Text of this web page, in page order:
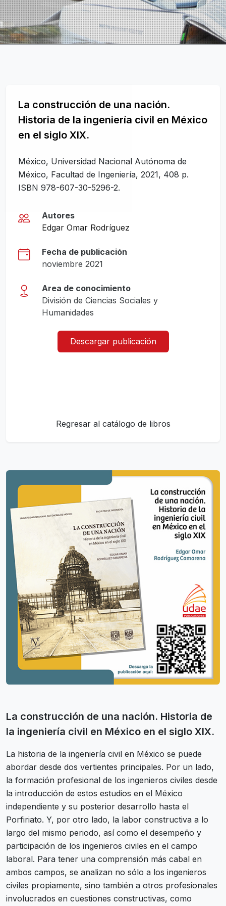
La construcción de una nación.
Historia de la ingeniería civil en México
en el siglo XIX.
México, Universidad Nacional Autónoma de
México, Facultad de Ingeniería, 2021, 408 p.
ISBN 978-607-30-5296-2.
Autores
Edgar Omar Rodríguez
Fecha de publicación
noviembre 2021
Area de conocimiento
División de Ciencias Sociales y
Humanidades
Descargar publicación
Regresar al catálogo de libros
La construcción de una nación. Historia de
la ingeniería civil en México en el siglo XIX.
La historia de la ingeniería civil en México se puede
abordar desde dos vertientes principales. Por un lado,
la formación profesional de los ingenieros civiles desde
la introducción de estos estudios en el México
independiente y su posterior desarrollo hasta el
Porfiriato. Y, por otro lado, la labor constructiva a lo
largo del mismo periodo, así como el desempeño y
participación de los ingenieros civiles en el campo
laboral. Para tener una comprensión más cabal en
ambos campos, se analizan no sólo a los ingenieros
civiles propiamente, sino también a otros profesionales
involucrados en cuestiones constructivas, como